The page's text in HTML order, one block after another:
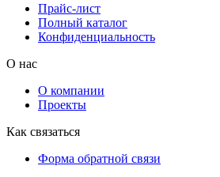
Прайс-лист
Полный каталог
Конфиденциальность
О нас
О компании
Проекты
Как связаться
Форма обратной связи